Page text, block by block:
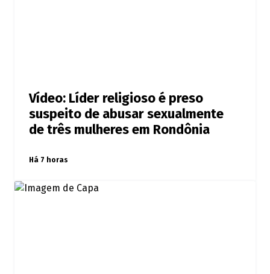
Vídeo: Líder religioso é preso
suspeito de abusar sexualmente
de três mulheres em Rondônia
Há 7 horas